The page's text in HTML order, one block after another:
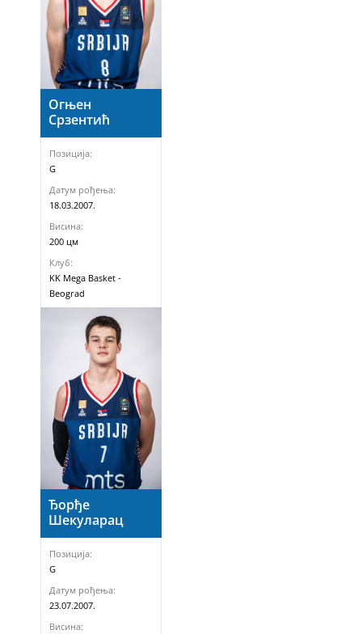
Огњен
Срзентић
Позиција:
G
Датум рођења:
18.03.2007.
Висина:
200 цм
Клуб:
KK Mega Basket -
Beograd
Ђорђе
Шекуларац
Позиција:
G
Датум рођења:
23.07.2007.
Висина: